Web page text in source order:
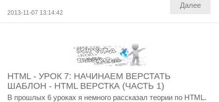
2013-11-07 13:14:42
Далее
HTML - УРОК 7: НАЧИНАЕМ ВЕРСТАТЬ
ШАБЛОН - HTML ВЕРСТКА (ЧАСТЬ 1)
В прошлых 6 уроках я немного рассказал теории по HTML.